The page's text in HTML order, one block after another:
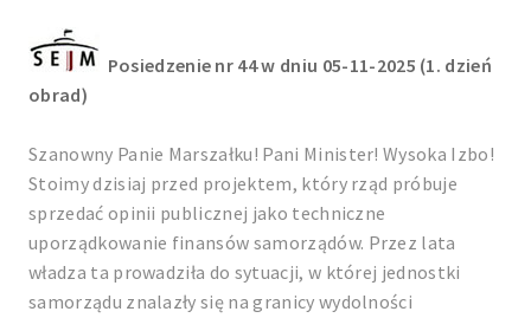
Posiedzenie nr 44 w dniu 05-11-2025 (1. dzień
obrad)
Szanowny Panie Marszałku! Pani Minister! Wysoka Izbo!
Stoimy dzisiaj przed projektem, który rząd próbuje
sprzedać opinii publicznej jako techniczne
uporządkowanie finansów samorządów. Przez lata
władza ta prowadziła do sytuacji, w której jednostki
samorządu znalazły się na granicy wydolności